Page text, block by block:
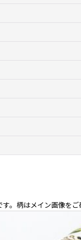
。柄はメイン画像をご